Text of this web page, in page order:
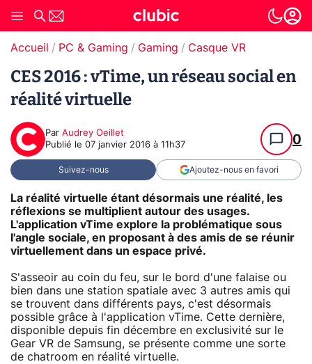
Accueil PC & Gaming Gaming Casque VR
CES 2016 : vTime, un réseau social en
réalité virtuelle
Par Audrey Oeillet
Publié le 07 janvier 2016 à 11h37 0
Suivez-nous Ajoutez-nous en favori
La réalité virtuelle étant désormais une réalité, les
réflexions se multiplient autour des usages.
L'application vTime explore la problématique sous
l'angle sociale, en proposant à des amis de se réunir
virtuellement dans un espace privé.
S'asseoir au coin du feu, sur le bord d'une falaise ou
bien dans une station spatiale avec 3 autres amis qui
se trouvent dans différents pays, c'est désormais
possible grâce à l'application vTime. Cette dernière,
disponible depuis fin décembre en exclusivité sur le
Gear VR de Samsung, se présente comme une sorte
de chatroom en réalité virtuelle.